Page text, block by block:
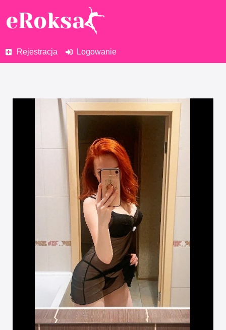
Rejestracja Logowanie